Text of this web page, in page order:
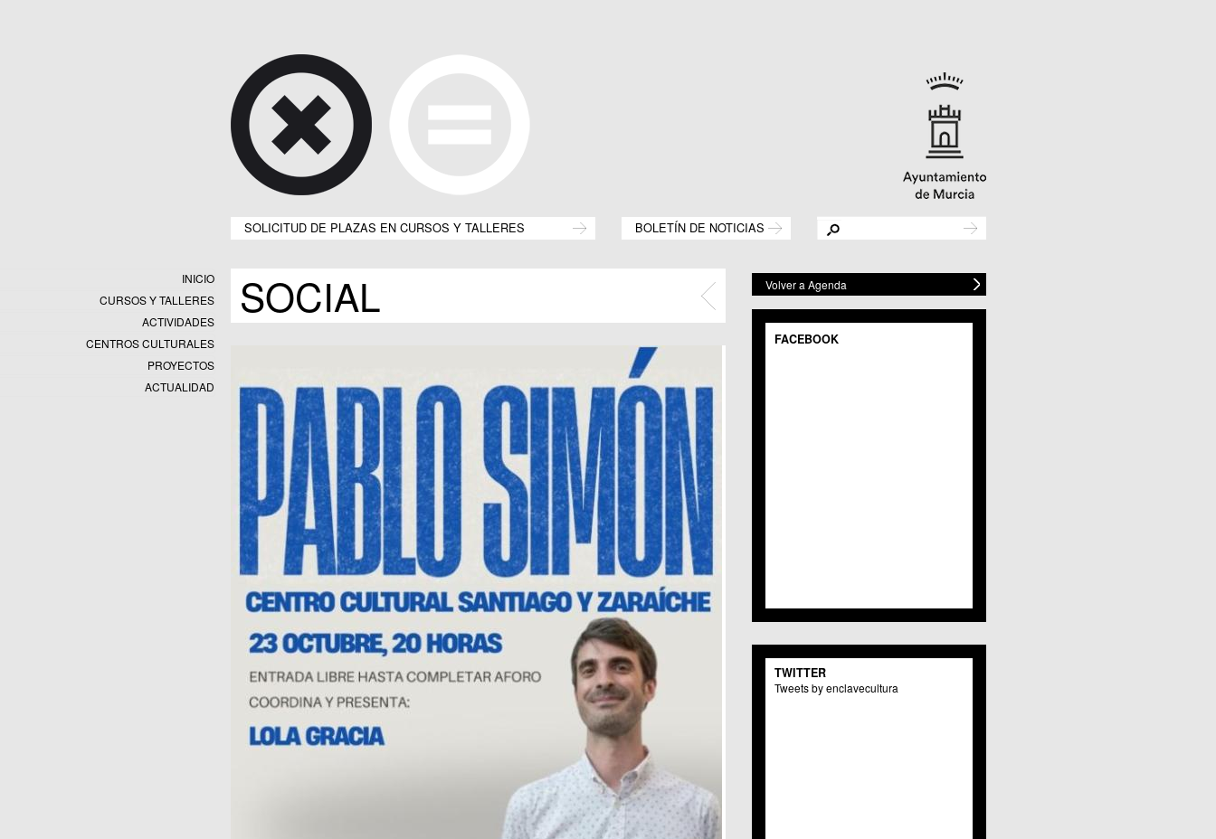
SOLICITUD DE PLAZAS EN CURSOS Y TALLERES BOLETÍN DE NOTICIAS
INICIO
CURSOS Y TALLERES
ACTIVIDADES
CENTROS CULTURALES
Equipamientos
PROYECTOS
Exposiciones
ACTUALIDAD
SOCIAL Volver a Agenda
FACEBOOK
TWITTER
Tweets by enclavecultura